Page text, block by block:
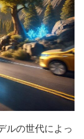
ルの世代によっ